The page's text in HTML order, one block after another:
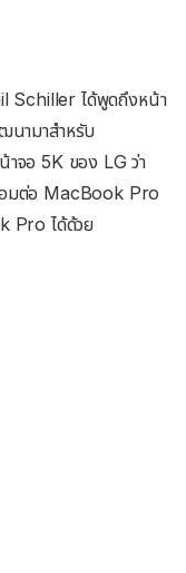
Schiller ได้พูดถึงหน้า
นามาสำหรับ
าจอ 5K ของ LG ว่า
อมต่อ MacBook Pro
Pro ได้ด้วย